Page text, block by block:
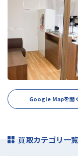
Google Mapを開
買取カテゴリ一覧